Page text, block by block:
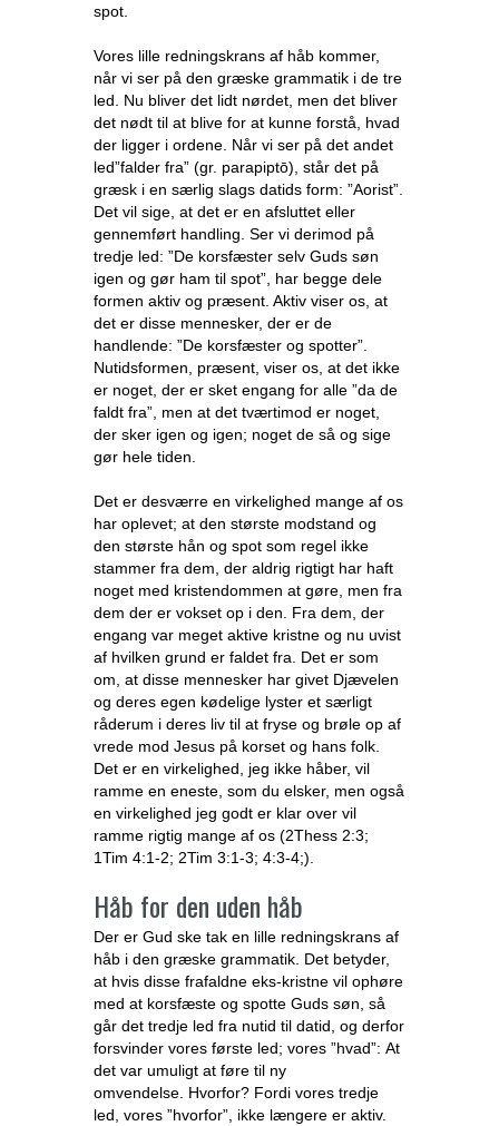
spot.
Vores lille redningskrans af håb kommer,
når vi ser på den græske grammatik i de tre
led. Nu bliver det lidt nørdet, men det bliver
det nødt til at blive for at kunne forstå, hvad
der ligger i ordene. Når vi ser på det andet
led”falder fra” (gr. parapiptō), står det på
græsk i en særlig slags datids form: ”Aorist”.
Det vil sige, at det er en afsluttet eller
gennemført handling. Ser vi derimod på
tredje led: ”De korsfæster selv Guds søn
igen og gør ham til spot”, har begge dele
formen aktiv og præsent. Aktiv viser os, at
det er disse mennesker, der er de
handlende: ”De korsfæster og spotter”.
Nutidsformen, præsent, viser os, at det ikke
er noget, der er sket engang for alle ”da de
faldt fra”, men at det tværtimod er noget,
der sker igen og igen; noget de så og sige
gør hele tiden.
Det er desværre en virkelighed mange af os
har oplevet; at den største modstand og
den største hån og spot som regel ikke
stammer fra dem, der aldrig rigtigt har haft
noget med kristendommen at gøre, men fra
dem der er vokset op i den. Fra dem, der
engang var meget aktive kristne og nu uvist
af hvilken grund er faldet fra. Det er som
om, at disse mennesker har givet Djævelen
og deres egen kødelige lyster et særligt
råderum i deres liv til at fryse og brøle op af
vrede mod Jesus på korset og hans folk.
Det er en virkelighed, jeg ikke håber, vil
ramme en eneste, som du elsker, men også
en virkelighed jeg godt er klar over vil
ramme rigtig mange af os (2Thess 2:3;
1Tim 4:1-2; 2Tim 3:1-3; 4:3-4;).
Håb for den uden håb
Der er Gud ske tak en lille redningskrans af
håb i den græske grammatik. Det betyder,
at hvis disse frafaldne eks-kristne vil ophøre
med at korsfæste og spotte Guds søn, så
går det tredje led fra nutid til datid, og derfor
forsvinder vores første led; vores ”hvad”: At
det var umuligt at føre til ny
omvendelse. Hvorfor? Fordi vores tredje
led, vores ”hvorfor”, ikke længere er aktiv.